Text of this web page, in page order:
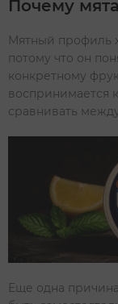
Почему
Мятный профиль
потому что он
конкретному
воспринимается
сравнивать
Еще одна